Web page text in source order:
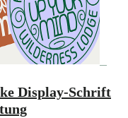
Display-Schrift